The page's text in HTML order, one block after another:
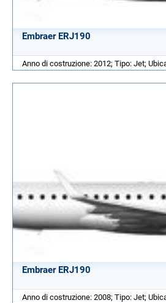
Embraer ERJ190
Anno di costruzione: 2012; Tipo: Jet;
Embraer ERJ190
Anno di costruzione: 2008; Tipo: Jet;